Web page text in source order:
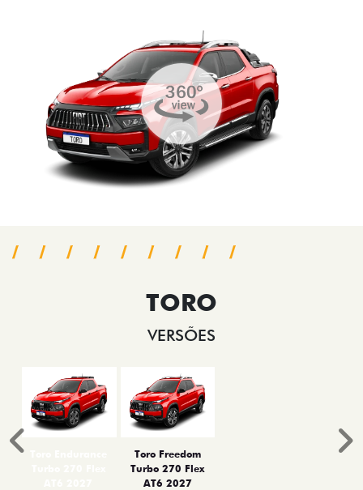
TORO
VERSÕES
Toro Freedom
Turbo 270 Flex
AT6 2027
Anterior